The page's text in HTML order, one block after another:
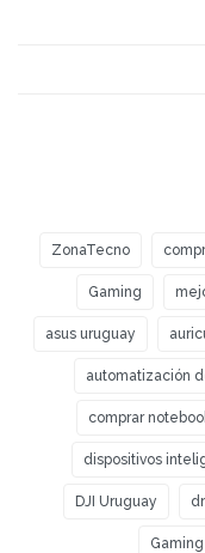
ZonaTecno
Gaming
asus uruguay
automatización
comprar
dispositivos
DJI Uruguay